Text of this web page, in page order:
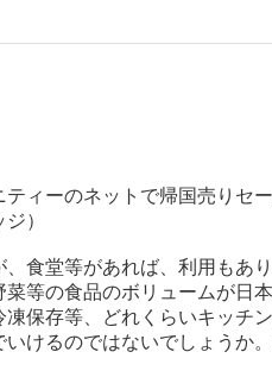
ィーのネットで帰国売りセ
）
食堂等があれば、利用もあ
等の食品のボリュームが日
保存等、どれくらいキッチ
けるのではないでしょうか